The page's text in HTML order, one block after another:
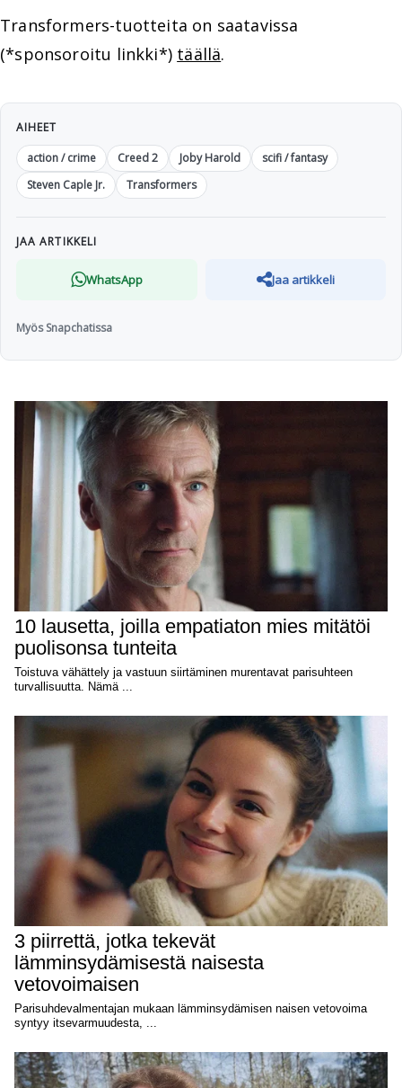
Transformers-tuotteita on saatavissa
(*sponsoroitu linkki*) täällä.
AIHEET
action / crime
Creed 2 Joby Harold
scifi / fantasy
Steven Caple Jr.
Transformers
JAA ARTIKKELI
WhatsApp Jaa artikkeli
Myös Snapchatissa